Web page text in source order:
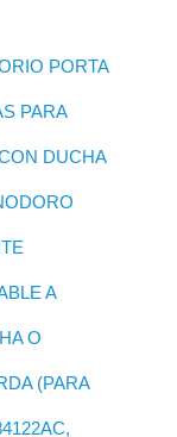
PORTA
PARA
DUCHA
A
O
(PARA